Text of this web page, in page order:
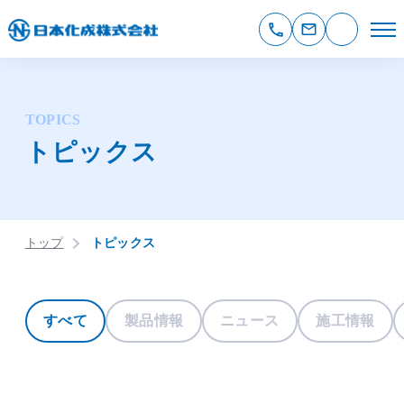
TOPICS
トピックス
トップ トピックス
すべて 製品情報 ニュース 施工情報